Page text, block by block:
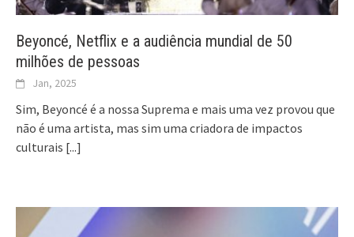
Beyoncé, Netflix e a audiência mundial de 50
milhões de pessoas
Jan, 2025
Sim, Beyoncé é a nossa Suprema e mais uma vez provou que
não é uma artista, mas sim uma criadora de impactos
culturais [...]